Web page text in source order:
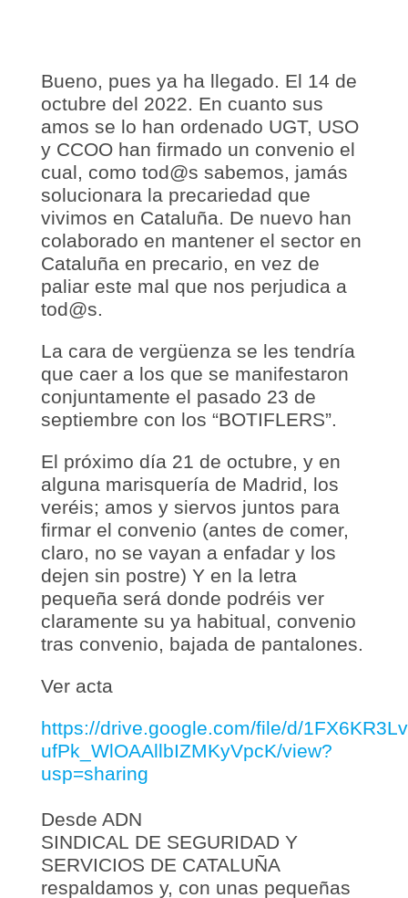
Bueno, pues ya ha llegado. El 14 de
octubre del 2022. En cuanto sus
amos se lo han ordenado UGT, USO
y CCOO han firmado un convenio el
cual, como tod@s sabemos, jamás
solucionara la precariedad que
vivimos en Cataluña. De nuevo han
colaborado en mantener el sector en
Cataluña en precario, en vez de
paliar este mal que nos perjudica a
tod@s.
La cara de vergüenza se les tendría
que caer a los que se manifestaron
conjuntamente el pasado 23 de
septiembre con los “BOTIFLERS”.
El próximo día 21 de octubre, y en
alguna marisquería de Madrid, los
veréis; amos y siervos juntos para
firmar el convenio (antes de comer,
claro, no se vayan a enfadar y los
dejen sin postre) Y en la letra
pequeña será donde podréis ver
claramente su ya habitual, convenio
tras convenio, bajada de pantalones.
Ver acta
https://drive.google.com/file/d/
ufPk_WlOAAllbIZMKyVpcK/view?
usp=sharing
Desde ADN
SINDICAL DE SEGURIDAD Y
SERVICIOS DE CATALUÑA
respaldamos y, con unas pequeñas